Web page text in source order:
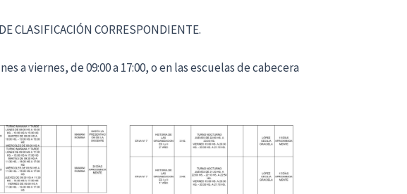
CLASIFICACIÓN CORRESPONDIENTE.
a viernes, de 09:00 a 17:00, o en las escuelas de cabecera